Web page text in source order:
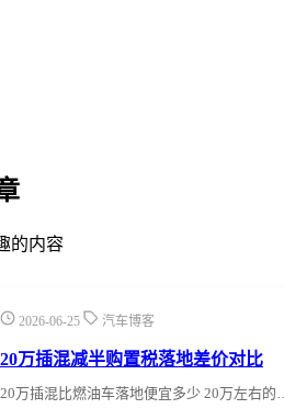
的内容
2026-06-25 汽车博客
20万插混减半购置税落地差价对比
20万插混比燃油车落地便宜多少 20万左右的…